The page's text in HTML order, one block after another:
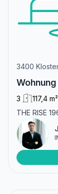
3400
3 117,4 m²
THE RISE